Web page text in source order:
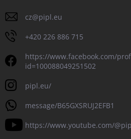
cz@pipl.eu
+420 226 886 715
https://www.facebook.com/
id=100088049251502
pipl.eu/
message/B65GXSRUJ2EFB1
https://www.youtube.com/